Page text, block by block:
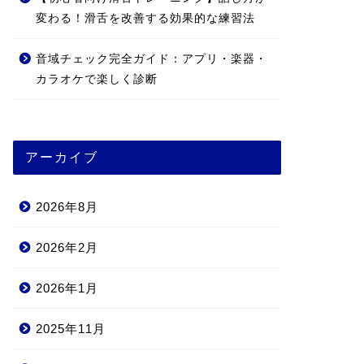
変わる！滑舌を改善する効果的な練習法
音域チェック完全ガイド：アプリ・楽器・
カラオケで楽しく診断
アーカイブ
2026年8月
2026年2月
2026年1月
2025年11月